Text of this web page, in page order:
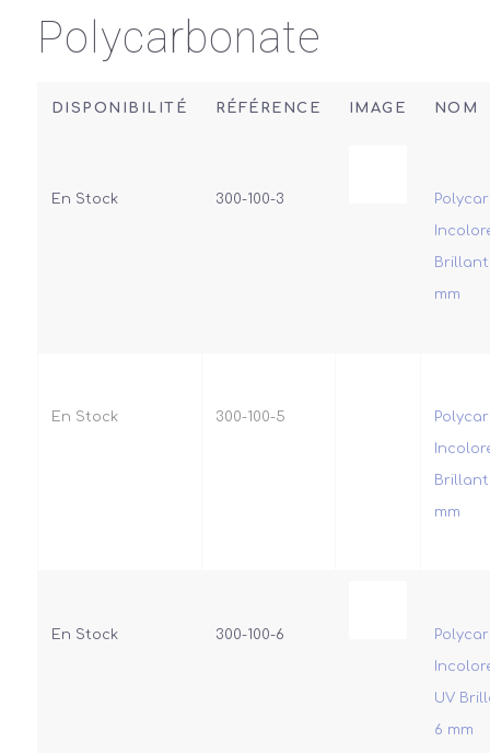
Polycarbonate
DISPONIBILITÉ RÉFÉRENCE IMAGE NOM
En Stock 300-100-3
mm
En Stock 300-100-5
mm
En Stock 300-100-6
UV
6 mm